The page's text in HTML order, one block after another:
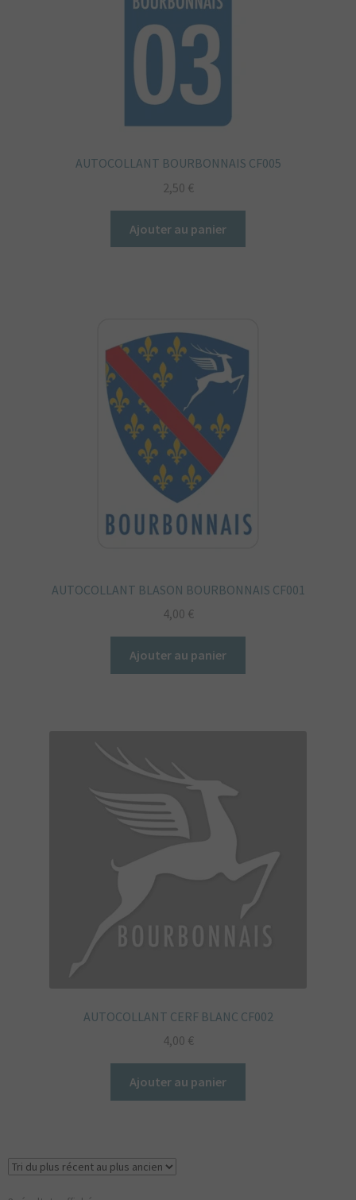
AUTOCOLLANT BOURBONNAIS CF005
2,50 €
Ajouter au panier
AUTOCOLLANT BLASON BOURBONNAIS CF001
4,00 €
Ajouter au panier
AUTOCOLLANT CERF BLANC CF002
4,00 €
Ajouter au panier